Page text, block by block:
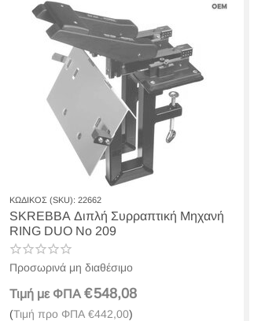
ΚΩΔΙΚΟΣ (SKU): 22662
SKREBBA Διπλή Συρραπτική Μηχανή
RING DUO Νο 209
Προσωρινά μη διαθέσιμο
Τιμή με ΦΠΑ €548,08
(Τιμή προ ΦΠΑ €442,00)